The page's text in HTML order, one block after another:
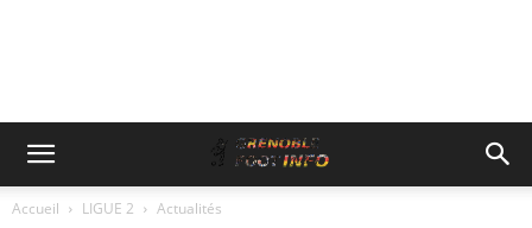
Accueil LIGUE 2 Actualités